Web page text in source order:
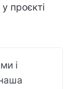
проєкті
і